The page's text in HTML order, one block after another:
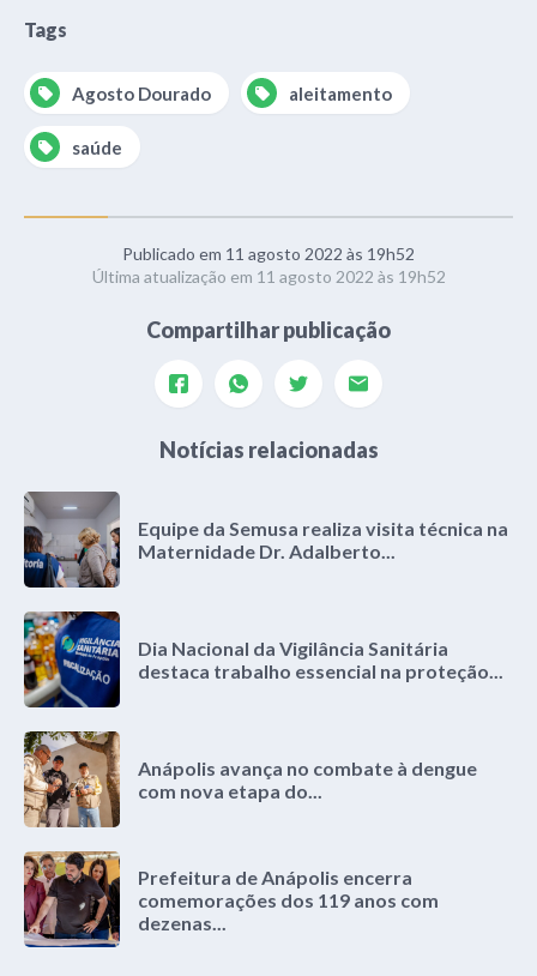
Tags
Agosto Dourado aleitamento
saúde
Publicado em 11 agosto 2022 às 19h52
Última atualização em 11 agosto 2022 às 19h52
Compartilhar publicação
Notícias relacionadas
Equipe da Semusa realiza visita técnica na
Maternidade Dr. Adalberto...
Dia Nacional da Vigilância Sanitária
destaca trabalho essencial na proteção...
Anápolis avança no combate à dengue
com nova etapa do...
Prefeitura de Anápolis encerra
comemorações dos 119 anos com
dezenas...